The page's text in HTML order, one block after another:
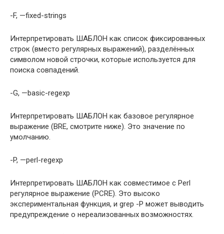
-F, —fixed-strings
Интерпретировать ШАБЛОН как список фиксированных
строк (вместо регулярных выражений), разделённых
символом новой строчки, которые используется для
поиска совпадений.
-G, —basic-regexp
Интерпретировать ШАБЛОН как базовое регулярное
выражение (BRE, смотрите ниже). Это значение по
умолчанию.
-P, —perl-regexp
Интерпретировать ШАБЛОН как совместимое с Perl
регулярное выражение (PCRE). Это высоко
экспериментальная функция, и grep -P может выводить
предупреждение о нереализованных возможностях.